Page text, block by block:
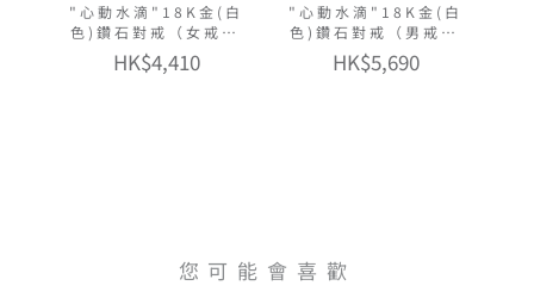
"心動水滴"18K金(白
色)鑽石對戒（女戒窄
版）
HK$4,410
"心動水滴"18K金(白
色)鑽石對戒（男戒窄
版）
HK$5,690
您可能會喜歡